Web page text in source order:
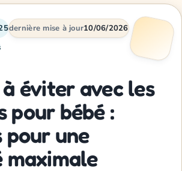
dernière mise à jour10/06/2026
à éviter avec les
pour bébé :
pour une
maximale